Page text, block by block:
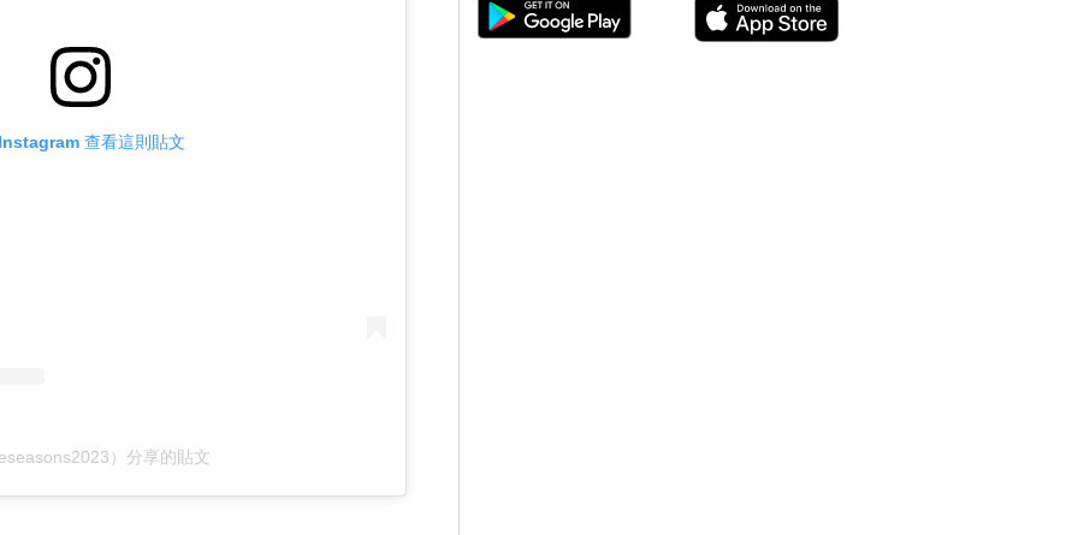
查看這則貼文
）分享的貼文